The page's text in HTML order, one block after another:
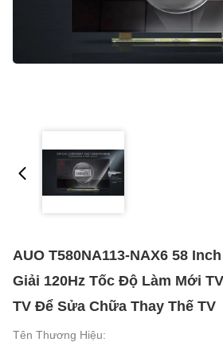
AUO T580NA113-NAX6 58
Giải 120Hz Tốc Độ Làm Mới
TV Để Sửa Chữa Thay Thế TV
Tên Thương Hiệu: